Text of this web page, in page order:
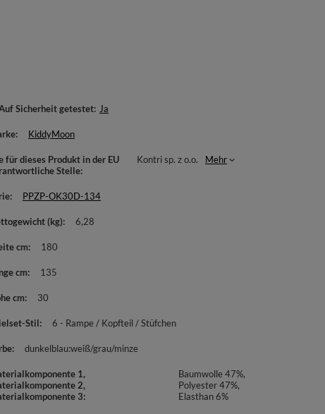
Sicherheit getestet Ja
KiddyMoon
für dieses Produkt in der EU
Stelle
Kontri sp. z o.o. Mehr
PPZP-OK30D-134
(kg) 6,28
cm 180
cm 135
cm 30
Stil 6 - Rampe / Kopfteil / Stüfchen
dunkelblau:weiß/grau/minze
1,
2,
3
Baumwolle 47%,
Polyester 47%,
Elasthan 6%